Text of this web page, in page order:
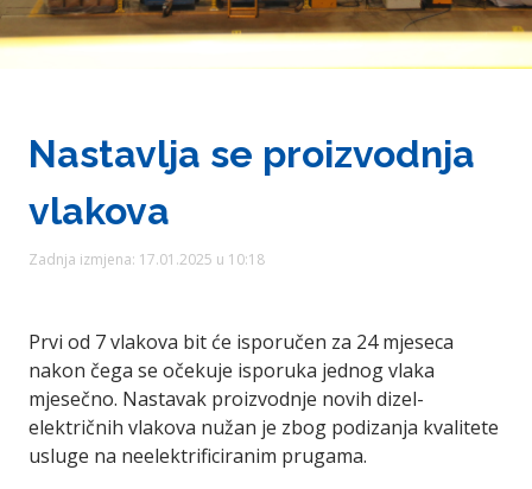
Nastavlja se proizvodnja
vlakova
Zadnja izmjena: 17.01.2025 u 10:18
Prvi od 7 vlakova bit će isporučen za 24 mjeseca
nakon čega se očekuje isporuka jednog vlaka
mjesečno. Nastavak proizvodnje novih dizel-
električnih vlakova nužan je zbog podizanja kvalitete
usluge na neelektrificiranim prugama.